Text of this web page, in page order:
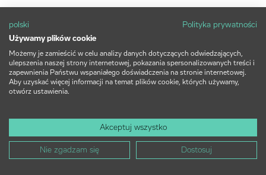
polski
Polityka prywatności
Używamy plików cookie
Możemy je zamieścić w celu analizy danych dotyczących odwiedzających,
ulepszenia naszej strony internetowej, pokazania spersonalizowanych treści i
zapewnienia Państwu wspaniałego doświadczenia na stronie internetowej.
Aby uzyskać więcej informacji na temat plików cookie, których używamy,
otwórz ustawienia.
Akceptuj wszystko
Nie zgadzam się Dostosuj